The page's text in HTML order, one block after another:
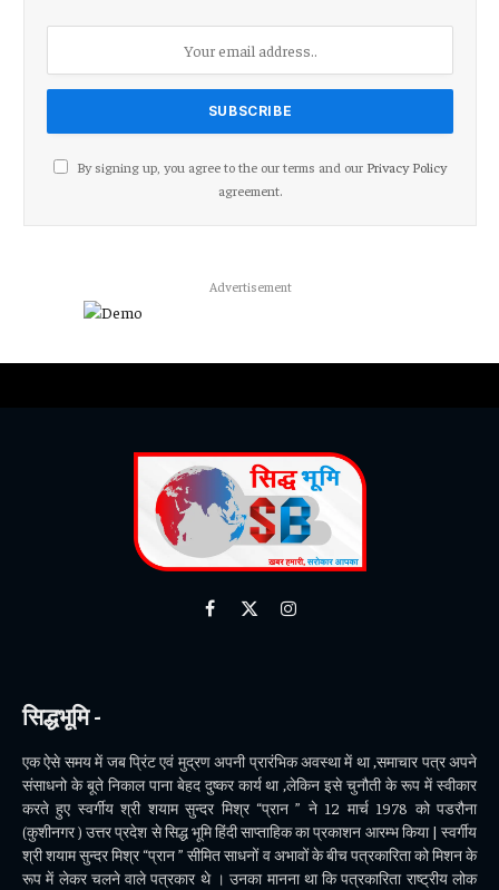
By signing up, you agree to the our terms and our Privacy Policy
agreement.
Advertisement
Facebook
X
Instagram
सिद्धभूमि -
एक ऐसे समय में जब प्रिंट एवं मुद्रण अपनी प्रारंभिक अवस्था में था ,समाचार पत्र अपने
संसाधनो के बूते निकाल पाना बेहद दुष्कर कार्य था ,लेकिन इसे चुनौती के रूप में स्वीकार
करते हुए स्वर्गीय श्री शयाम सुन्दर मिश्र “प्रान ” ने 12 मार्च 1978 को पडरौना
(कुशीनगर ) उत्तर प्रदेश से सिद्ध भूमि हिंदी साप्ताहिक का प्रकाशन आरम्भ किया | स्वर्गीय
श्री शयाम सुन्दर मिश्र “प्रान ” सीमित साधनों व अभावों के बीच पत्रकारिता को मिशन के
रूप में लेकर चलने वाले पत्रकार थे । उनका मानना था कि पत्रकारिता राष्ट्रीय लोक